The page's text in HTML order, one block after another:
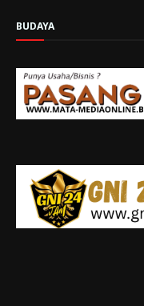
BUDAYA